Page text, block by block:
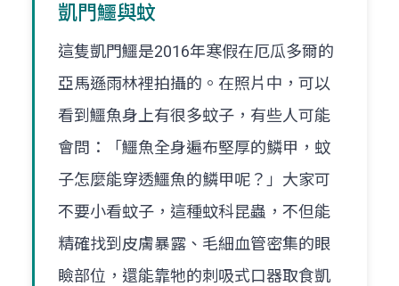
凱門鱷與蚊
這隻凱門鱷是2016年寒假在厄瓜多爾的
亞馬遜雨林裡拍攝的。在照片中，可以
看到鱷魚身上有很多蚊子，有些人可能
會問：「鱷魚全身遍布堅厚的鱗甲，蚊
子怎麼能穿透鱷魚的鱗甲呢？」大家可
不要小看蚊子，這種蚊科昆蟲，不但能
精確找到皮膚暴露、毛細血管密集的眼
瞼部位，還能靠牠的刺吸式口器取食凱